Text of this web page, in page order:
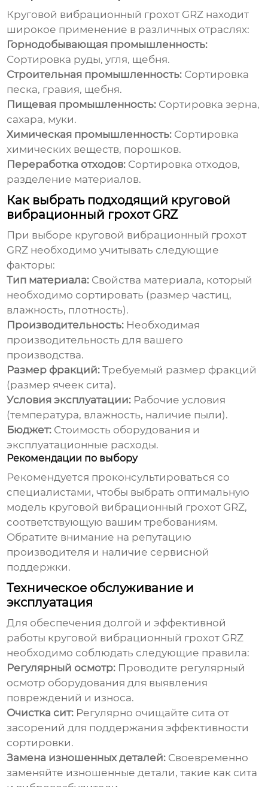
Круговой вибрационный грохот GRZ находит
широкое применение в различных отраслях:
Горнодобывающая промышленность:
Сортировка руды, угля, щебня.
Строительная промышленность: Сортировка
песка, гравия, щебня.
Пищевая промышленность: Сортировка зерна,
сахара, муки.
Химическая промышленность: Сортировка
химических веществ, порошков.
Переработка отходов: Сортировка отходов,
разделение материалов.
Как выбрать подходящий круговой
вибрационный грохот GRZ
При выборе круговой вибрационный грохот
GRZ необходимо учитывать следующие
факторы:
Тип материала: Свойства материала, который
необходимо сортировать (размер частиц,
влажность, плотность).
Производительность: Необходимая
производительность для вашего
производства.
Размер фракций: Требуемый размер фракций
(размер ячеек сита).
Условия эксплуатации: Рабочие условия
(температура, влажность, наличие пыли).
Бюджет: Стоимость оборудования и
эксплуатационные расходы.
Рекомендации по выбору
Рекомендуется проконсультироваться со
специалистами, чтобы выбрать оптимальную
модель круговой вибрационный грохот GRZ,
соответствующую вашим требованиям.
Обратите внимание на репутацию
производителя и наличие сервисной
поддержки.
Техническое обслуживание и
эксплуатация
Для обеспечения долгой и эффективной
работы круговой вибрационный грохот GRZ
необходимо соблюдать следующие правила:
Регулярный осмотр: Проводите регулярный
осмотр оборудования для выявления
повреждений и износа.
Очистка сит: Регулярно очищайте сита от
засорений для поддержания эффективности
сортировки.
Замена изношенных деталей: Своевременно
заменяйте изношенные детали, такие как сита